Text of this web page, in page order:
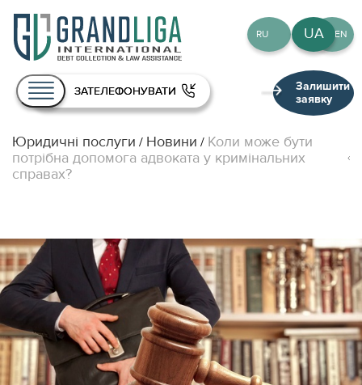
Про нас
Послуги
Публікації
Контакти
EN
UA
RU EN
ЗАТЕЛЕФОНУВАТИ
Залишити
заявку
Юридичні послуги / Новини / Коли може бути
потрібна допомога адвоката у кримінальних
справах?